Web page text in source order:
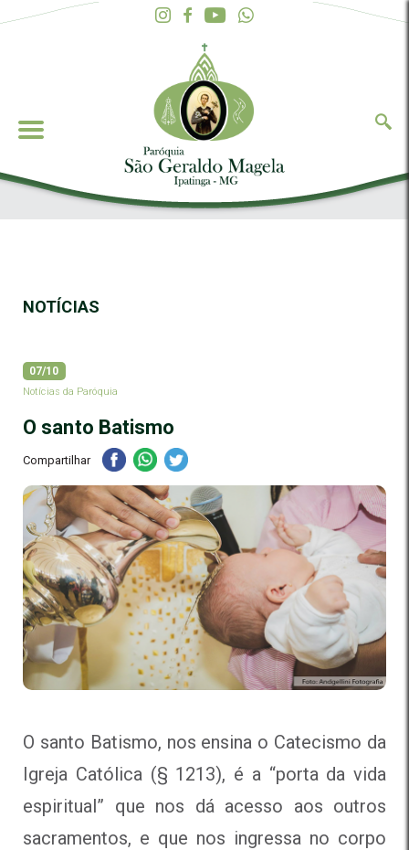
NOTÍCIAS
07/10
Notícias da Paróquia
O santo Batismo
Compartilhar
O santo Batismo, nos ensina o Catecismo da
Igreja Católica (§ 1213), é a “porta da vida
espiritual” que nos dá acesso aos outros
sacramentos, e que nos ingressa no corpo